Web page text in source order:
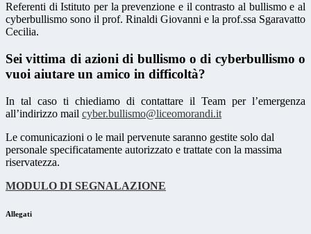
Referenti di Istituto per la prevenzione e il contrasto al bullismo e al
cyberbullismo sono il prof. Rinaldi Giovanni e la prof.ssa Sgaravatto
Cecilia.
Sei vittima di azioni di bullismo o di cyberbullismo o
vuoi aiutare un amico in difficoltà?
In tal caso ti chiediamo di contattare il Team per l’emergenza
all’indirizzo mail cyber.bullismo@liceomorandi.it
Le comunicazioni o le mail pervenute saranno gestite solo dal
personale specificatamente autorizzato e trattate con la massima
riservatezza.
MODULO DI SEGNALAZIONE
Allegati